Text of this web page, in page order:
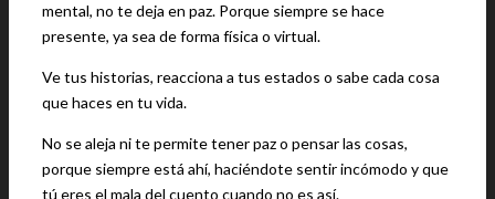
mental, no te deja en paz. Porque siempre se hace
presente, ya sea de forma física o virtual.
Ve tus historias, reacciona a tus estados o sabe cada cosa
que haces en tu vida.
No se aleja ni te permite tener paz o pensar las cosas,
porque siempre está ahí, haciéndote sentir incómodo y que
tú eres el mala del cuento cuando no es así.